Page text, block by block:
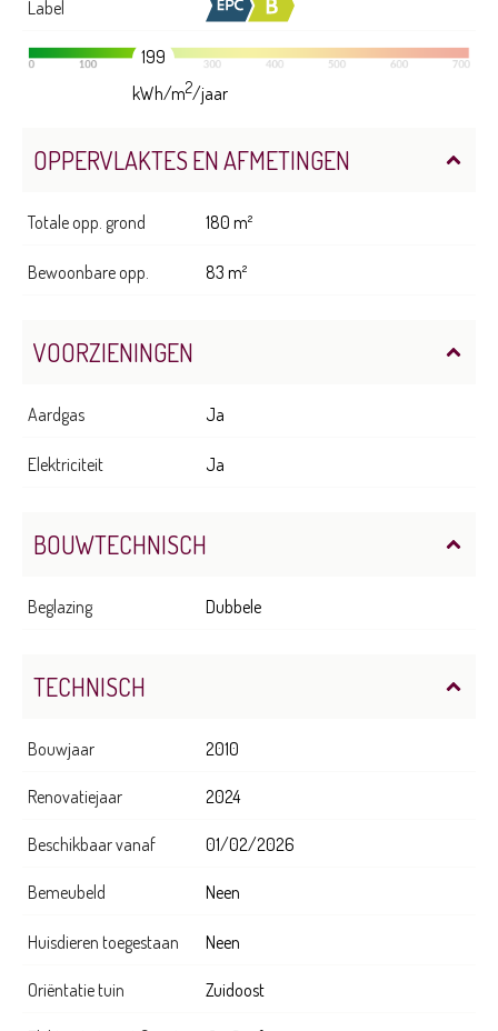
Label
199
kWh/m2/jaar
OPPERVLAKTES EN AFMETINGEN
Totale opp. grond 180 m²
Bewoonbare opp. 83 m²
VOORZIENINGEN
Aardgas Ja
Elektriciteit Ja
BOUWTECHNISCH
Beglazing Dubbele
TECHNISCH
Bouwjaar 2010
Renovatiejaar 2024
Beschikbaar vanaf 01/02/2026
Bemeubeld Neen
Huisdieren toegestaan Neen
Oriëntatie tuin Zuidoost